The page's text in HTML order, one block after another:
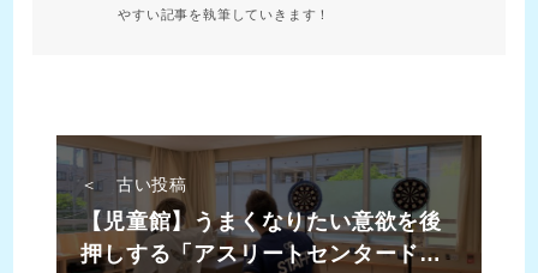
やすい記事を執筆していきます！
＜ 古い投稿
【児童館】うまくなりたい意欲を後
押しする「アスリートセンタード」